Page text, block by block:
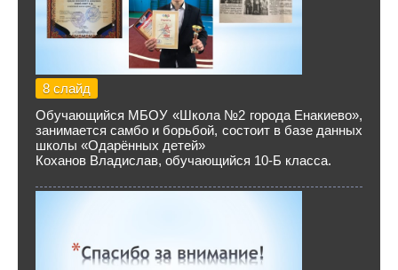
8 слайд
Обучающийся МБОУ «Школа №2 города Енакиево»,
занимается самбо и борьбой, состоит в базе данных
школы «Одарённых детей»
Коханов Владислав, обучающийся 10-Б класса.